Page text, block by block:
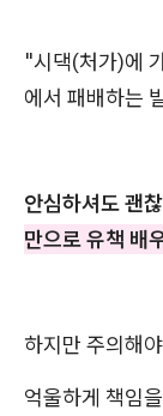
"시댁(처가)에
에서 패배하는
안심하셔도 괜
만으로 유책 배
하지만 주의해
억울하게 책임